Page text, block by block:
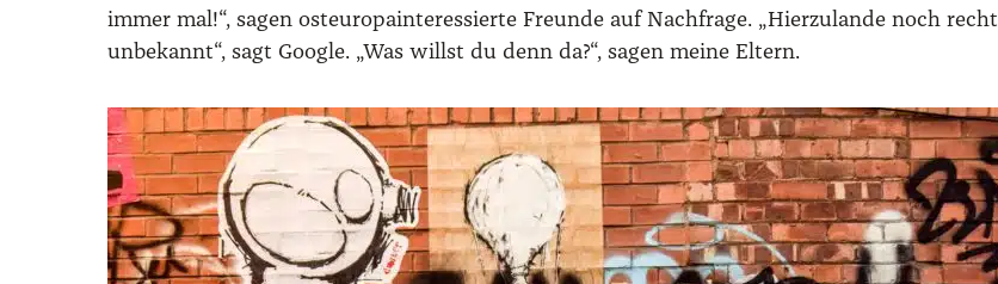
immer mal!“, sagen osteuropainteressierte Freunde auf Nachfrage. „Hierzulande noch recht
unbekannt“, sagt Google. „Was willst du denn da?“, sagen meine Eltern.